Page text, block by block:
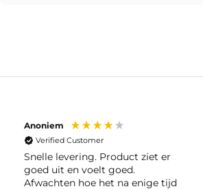
Anoniem
Verified Customer
Snelle levering. Product ziet er
goed uit en voelt goed.
Afwachten hoe het na enige tijd